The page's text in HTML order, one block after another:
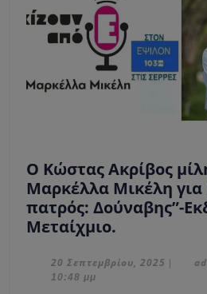
O Κώστας Ακρίβος
Μαρκέλλα Μικέλη για
πατρός: Δούναβης”-
Μεταίχμιο.
Ακρίβος
20 Σεπτεμβρίου, 2025 20|
10:48 μμ